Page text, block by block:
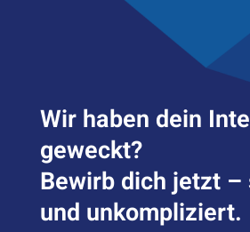
Wir haben dein
geweckt?
Bewirb dich jetzt –
und unkompliziert.